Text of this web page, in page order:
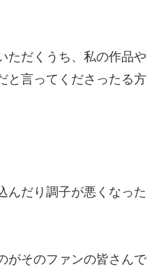
ただくうち、私の作品や
と言ってくださったる方
んだり調子が悪くなった
がそのファンの皆さんで